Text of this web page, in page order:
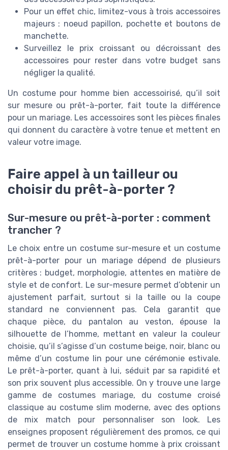
Pour un effet chic, limitez-vous à trois accessoires
majeurs : noeud papillon, pochette et boutons de
manchette.
Surveillez le prix croissant ou décroissant des
accessoires pour rester dans votre budget sans
négliger la qualité.
Un costume pour homme bien accessoirisé, qu’il soit
sur mesure ou prêt-à-porter, fait toute la différence
pour un mariage. Les accessoires sont les pièces finales
qui donnent du caractère à votre tenue et mettent en
valeur votre image.
Faire appel à un tailleur ou
choisir du prêt-à-porter ?
Sur-mesure ou prêt-à-porter : comment
trancher ?
Le choix entre un costume sur-mesure et un costume
prêt-à-porter pour un mariage dépend de plusieurs
critères : budget, morphologie, attentes en matière de
style et de confort. Le sur-mesure permet d’obtenir un
ajustement parfait, surtout si la taille ou la coupe
standard ne conviennent pas. Cela garantit que
chaque pièce, du pantalon au veston, épouse la
silhouette de l’homme, mettant en valeur la couleur
choisie, qu’il s’agisse d’un costume beige, noir, blanc ou
même d’un costume lin pour une cérémonie estivale.
Le prêt-à-porter, quant à lui, séduit par sa rapidité et
son prix souvent plus accessible. On y trouve une large
gamme de costumes mariage, du costume croisé
classique au costume slim moderne, avec des options
de mix match pour personnaliser son look. Les
enseignes proposent régulièrement des promos, ce qui
permet de trouver un costume homme à prix croissant